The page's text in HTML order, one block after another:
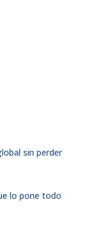
sin perder
lo pone todo